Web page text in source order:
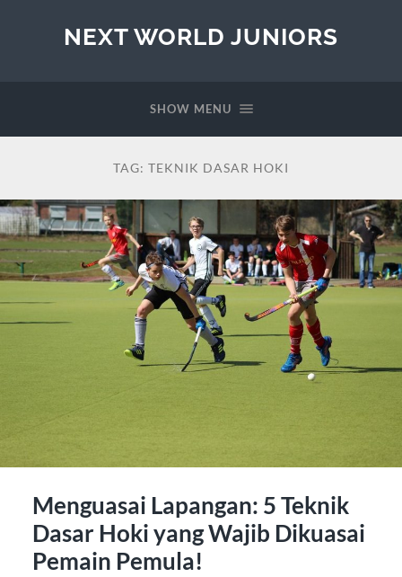
NEXT WORLD JUNIORS
SHOW MENU
TAG: TEKNIK DASAR HOKI
Menguasai Lapangan: 5 Teknik
Dasar Hoki yang Wajib Dikuasai
Pemain Pemula!